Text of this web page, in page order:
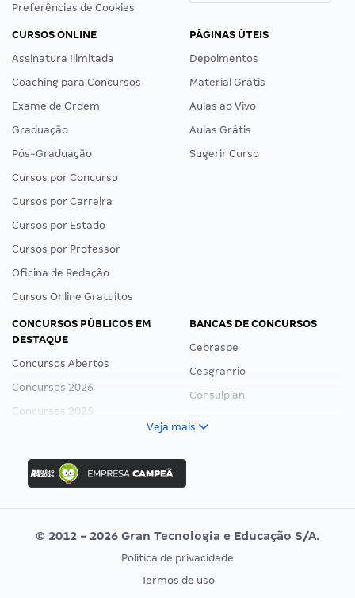
Preferências de Cookies
CURSOS ONLINE
Assinatura Ilimitada
Coaching para Concursos
Exame de Ordem
Graduação
Pós-Graduação
Cursos por Concurso
Cursos por Carreira
Cursos por Estado
Cursos por Professor
Oficina de Redação
Cursos Online Gratuitos
PÁGINAS ÚTEIS
Depoimentos
Material Grátis
Aulas ao Vivo
Aulas Grátis
Sugerir Curso
CONCURSOS PÚBLICOS EM
DESTAQUE
Concursos Abertos
Concursos 2026
Concursos 2025
Concurso Ibama
Concurso MPU
Editais publicados
BANCAS DE CONCURSOS
Cebraspe
Cesgranrio
Consulplan
Vunesp
CONCURSOS POR PROFISSÃO
EXAME DE ORDEM
Veja mais
© 2012 - 2026 Gran Tecnologia e Educação S/A.
Política de privacidade
Termos de uso